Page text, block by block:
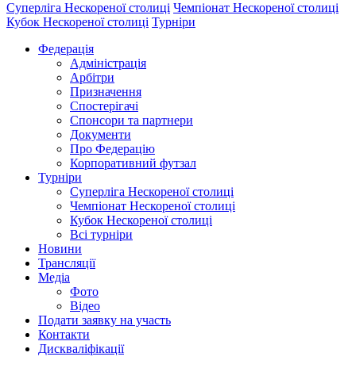
Суперліга Нескореної столиці Чемпіонат Нескореної столиці
Кубок Нескореної столиці Турніри
Федерація
Адміністрація
Арбітри
Призначення
Спостерігачі
Спонсори та партнери
Документи
Про Федерацію
Корпоративний футзал
Турніри
Суперліга Нескореної столиці
Чемпіонат Нескореної столиці
Кубок Нескореної столиці
Всі турніри
Новини
Трансляції
Медіа
Фото
Відео
Подати заявку на участь
Контакти
Дискваліфікації